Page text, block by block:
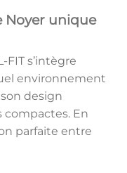
Noyer unique
FIT s’intègre
environnement
design
En
parfaite entre